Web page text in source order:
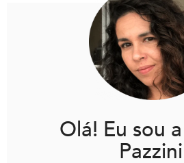
Olá! Eu sou